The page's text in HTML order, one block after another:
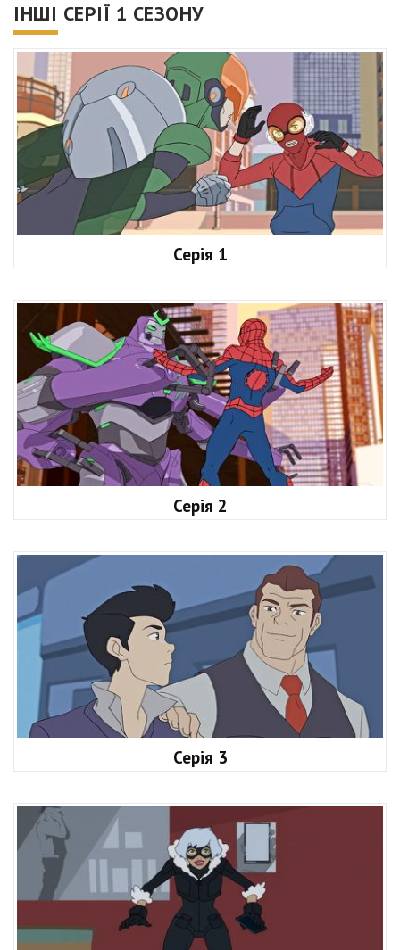
ІНШІ СЕРІЇ 1 СЕЗОНУ
Серія 1
Серія 2
Серія 3